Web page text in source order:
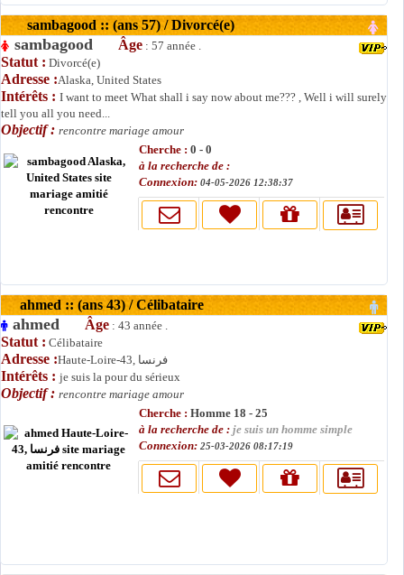
sambagood :: (ans 57) / Divorcé(e)
sambagood Âge : 57 année .
Statut : Divorcé(e)
Adresse :Alaska, United States
Intérêts : I want to meet What shall i say now about me??? , Well i will surely
tell you all you need...
Objectif : rencontre mariage amour
Cherche : 0 - 0
à la recherche de :
Connexion: 04-05-2026 12:38:37
ahmed :: (ans 43) / Célibataire
ahmed Âge : 43 année .
Statut : Célibataire
Adresse : Haute-Loire-43, فرنسا
Intérêts : je suis la pour du sérieux
Objectif : rencontre mariage amour
Cherche : Homme 18 - 25
à la recherche de : je suis un homme simple
Connexion: 25-03-2026 08:17:19